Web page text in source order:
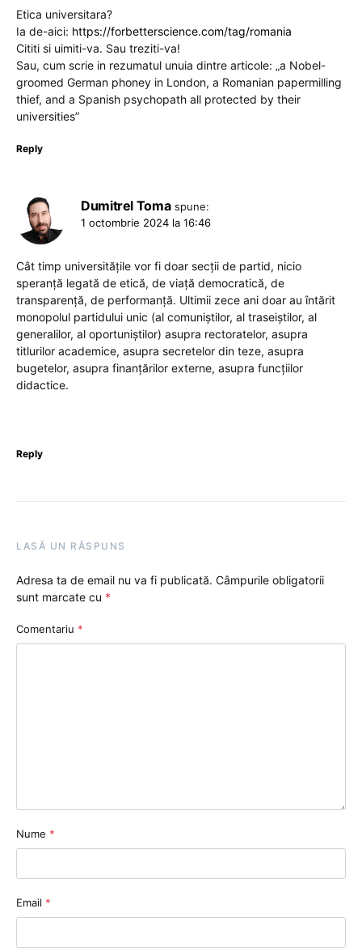
Etica universitara?
Ia de-aici: https://forbetterscience.com/tag/romania
Cititi si uimiti-va. Sau treziti-va!
Sau, cum scrie in rezumatul unuia dintre articole: „a Nobel-
groomed German phoney in London, a Romanian papermilling
thief, and a Spanish psychopath all protected by their
universities”
Reply
Dumitrel Toma spune:
1 octombrie 2024 la 16:46
Cât timp universitățile vor fi doar secții de partid, nicio
speranță legată de etică, de viață democratică, de
transparență, de performanță. Ultimii zece ani doar au întărit
monopolul partidului unic (al comuniștilor, al traseiștilor, al
generalilor, al oportuniștilor) asupra rectoratelor, asupra
titlurilor academice, asupra secretelor din teze, asupra
bugetelor, asupra finanțărilor externe, asupra funcțiilor
didactice.
Reply
LASĂ UN RĂSPUNS
Adresa ta de email nu va fi publicată. Câmpurile obligatorii
sunt marcate cu *
Comentariu *
Nume *
Email *